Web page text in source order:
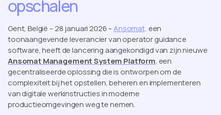
opschalen
Gent, België – 28 januari 2026 –Ansomat, een
toonaangevende leverancier van operator guidance
software, heeft de lancering aangekondigd van zijn nieuwe
Ansomat Management System Platform, een
gecentraliseerde oplossing die is ontworpen om de
complexiteit bij het opstellen, beheren en implementeren
van digitale werkinstructies in moderne
productieomgevingen weg te nemen.